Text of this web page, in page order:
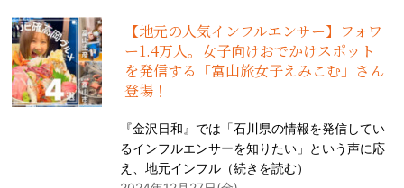
【地元の人気インフルエンサー】フォワ
ー1.4万人。女子向けおでかけスポット
を発信する「富山旅女子えみこむ」さん
登場！
『金沢日和』では「石川県の情報を発信してい
るインフルエンサーを知りたい」という声に応
え、地元インフル（続きを読む）